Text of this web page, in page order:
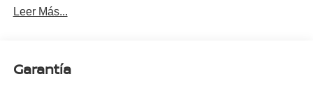
Electric Power-Assist Speed-Sensing Steering
Permanent Locking Hubs
Leer Más...
Garantía